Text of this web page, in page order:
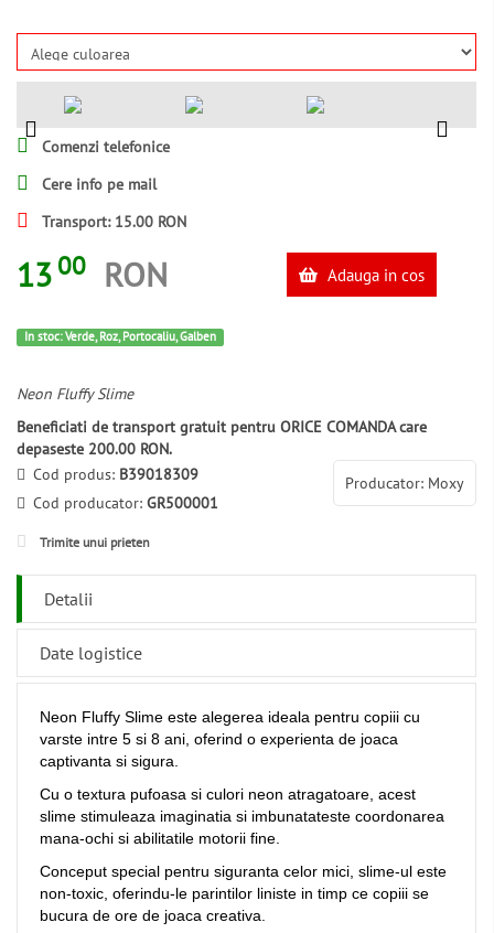
Comenzi telefonice
Cere info pe mail
Transport: 15.00 RON
13 00 RON Adauga in cos
In stoc: Verde, Roz, Portocaliu, Galben
Neon Fluffy Slime
Beneficiati de transport gratuit pentru ORICE COMANDA care
depaseste 200.00 RON.
Producator: Moxy
Cod produs: B39018309
Cod producator: GR500001
Trimite unui prieten
Detalii
Date logistice
Neon Fluffy Slime este alegerea ideala pentru copiii cu
varste intre 5 si 8 ani, oferind o experienta de joaca
captivanta si sigura.
Cu o textura pufoasa si culori neon atragatoare, acest
slime stimuleaza imaginatia si imbunatateste coordonarea
mana-ochi si abilitatile motorii fine.
Conceput special pentru siguranta celor mici, slime-ul este
non-toxic, oferindu-le parintilor liniste in timp ce copiii se
bucura de ore de joaca creativa.